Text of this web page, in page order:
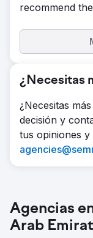
recommend
¿Necesitas
¿Necesitas
decisión y
tus opiniones
Agencias
Arab